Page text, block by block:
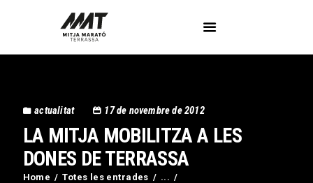
actualitat 17 de novembre de 2012
LA MITJA MOBILITZA A LES
DONES DE TERRASSA
Home Totes les entrades
...
Voluntaris
Circuit Activa’t
Imatges
Curses